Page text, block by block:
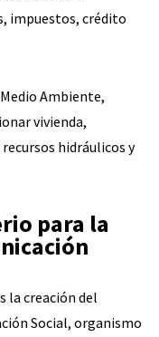
impuestos, crédito
Ambiente,
vivienda,
hidráulicos y
para la
la creación del
Social, organismo